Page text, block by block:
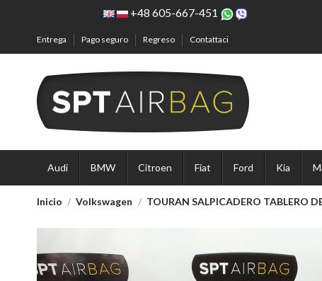
+48 605-667-451
Entrega Pago seguro Regreso Contattaci
Audi BMW Citroen Fiat Ford Kia
Inicio Volkswagen TOURAN SALPICADERO TABLERO